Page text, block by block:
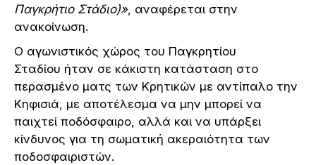
Παγκρήτιο Στάδιο)», αναφέρεται στην
ανακοίνωση.
Ο αγωνιστικός χώρος του Παγκρητίου
Σταδίου ήταν σε κάκιστη κατάσταση στο
περασμένο ματς των Κρητικών με αντίπαλο την
Κηφισιά, με αποτέλεσμα να μην μπορεί να
παιχτεί ποδόσφαιρο, αλλά και να υπάρξει
κίνδυνος για τη σωματική ακεραιότητα των
ποδοσφαιριστών.